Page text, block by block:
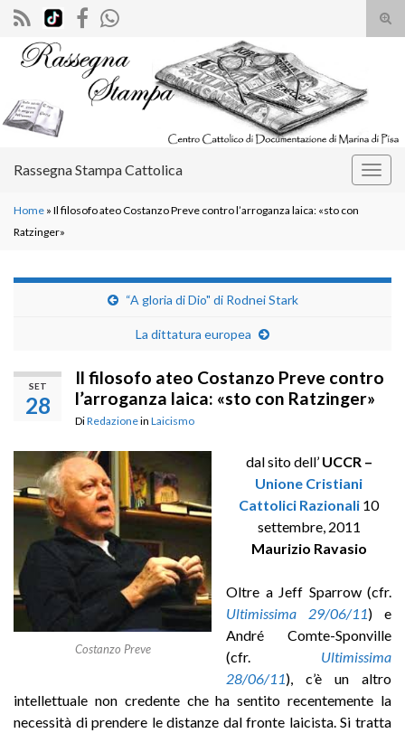
il
Search for:
Rassegna Stampa Cattolica
Home » Il filosofo ateo Costanzo Preve contro l’arroganza laica: «sto con
Ratzinger»
“A gloria di Dio" di Rodnei Stark
La dittatura europea
SET
28
Il filosofo ateo Costanzo Preve contro
l’arroganza laica: «sto con Ratzinger»
DiRedazionein Laicismo
Costanzo Preve
dal sito dell’ UCCR –
Unione Cristiani
Cattolici Razionali 10
settembre, 2011
Maurizio Ravasio
Oltre a Jeff Sparrow (cfr.
Ultimissima 29/06/11) e
André Comte-Sponville
(cfr. Ultimissima
28/06/11), c’è un altro
intellettuale non credente che ha sentito recentemente la
necessità di prendere le distanze dal fronte laicista. Si tratta